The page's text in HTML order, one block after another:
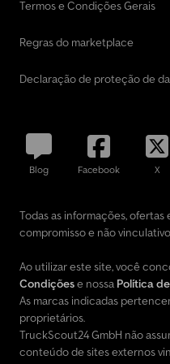
Termos e Condições Gerais
Regras do marketplace
Declaração de proteção de
Blog Facebook X
Todas as informações,
compromisso e não
Ao utilizar este site, você
Condiçõese nossa Política
As marcas indicadas
proprietários.
TruckScout24 GmbH não
conteúdo de sites externos